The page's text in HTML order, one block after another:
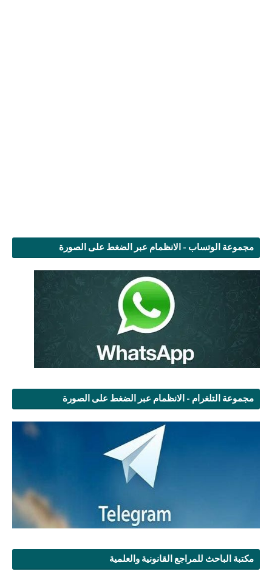
مجموعة الوتساب - الانظمام عبر الضغط على الصورة
مجموعة التلغرام - الانظمام عبر الضغط على الصورة
مكتبة الباحث للمراجع القانونية والعلمية